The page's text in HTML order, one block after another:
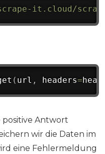
it.cloud/
( url , headers=
positive Antwort
wir die Daten im
eine Fehlermeldung